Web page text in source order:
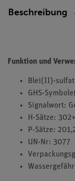
Beschreibung
Funktion und
Blei(II)-
GHS-
Signalwort:
H-Sätze:
P-Sätze:
UN-Nr: 3077